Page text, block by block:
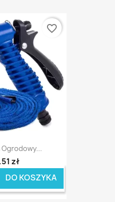
zł
DO KOSZYKA
favorite_border